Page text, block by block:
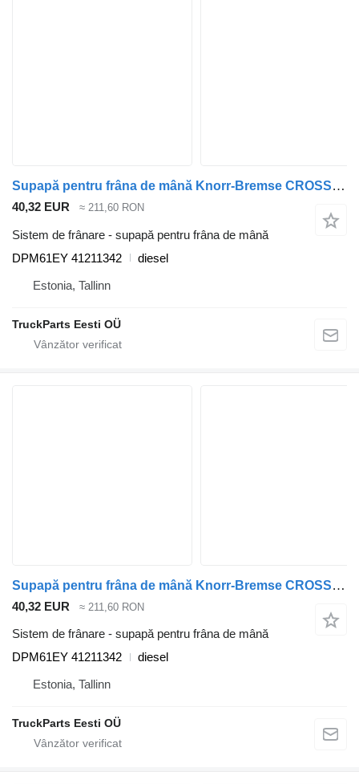
Supapă pentru frâna de mână Knorr-Bremse CROSSWAY (01.06-) DPM61EY pentru autobuz Irisbus Arway, Crossway, Crealis, Magelys, Proway, Daily Tourys (2006-)
40,32 EUR ≈ 211,60 RON
Sistem de frânare - supapă pentru frâna de mână
DPM61EY 41211342
diesel
Estonia, Tallinn
TruckParts Eesti OÜ
Supapă pentru frâna de mână Knorr-Bremse CROSSWAY (01.06-) DPM61EY pentru autobuz Irisbus Arway, Crossway, Crealis, Magelys, Proway, Daily Tourys (2006-)
40,32 EUR ≈ 211,60 RON
Sistem de frânare - supapă pentru frâna de mână
DPM61EY 41211342
diesel
Estonia, Tallinn
TruckParts Eesti OÜ